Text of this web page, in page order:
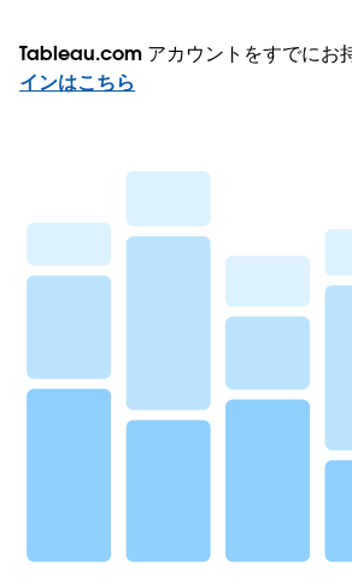
Tableau.com アカウントをすでにお
インはこちら